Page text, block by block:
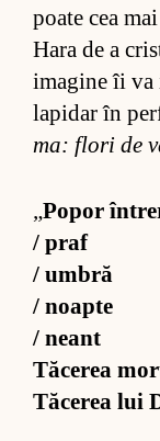
poate cea
Hara de a
ima­gine îi va
la­pi­dar în
ma: flori de
„Po­por
/ praf
/ um­bră
/ noapte
/ ne­ant
Tă­ce­rea
Tă­ce­rea lui